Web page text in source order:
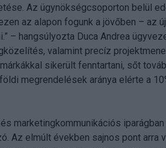
Az ügynökségcsoporton belül
az alapon fogunk a jövőben – az
– hangsúlyozta Duca Andrea
valamint precíz
sikerült fenntartani, sőt
megrendelések aránya elérte a
marketingkommunikációs
Az elmúlt években sajnos pont arra